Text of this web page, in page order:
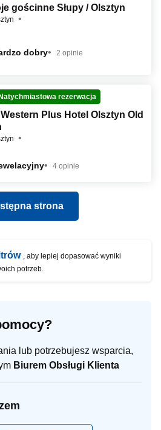
gościnne Słupy / Olsztyn
dobry 2 opinie
Natychmiastowa rezerwacja
Plus Hotel Olsztyn Old
4 opinie
strona
, aby lepiej dopasować wyniki
potrzeb.
lub potrzebujesz wsparcia,
Biurem Obsługi Klienta